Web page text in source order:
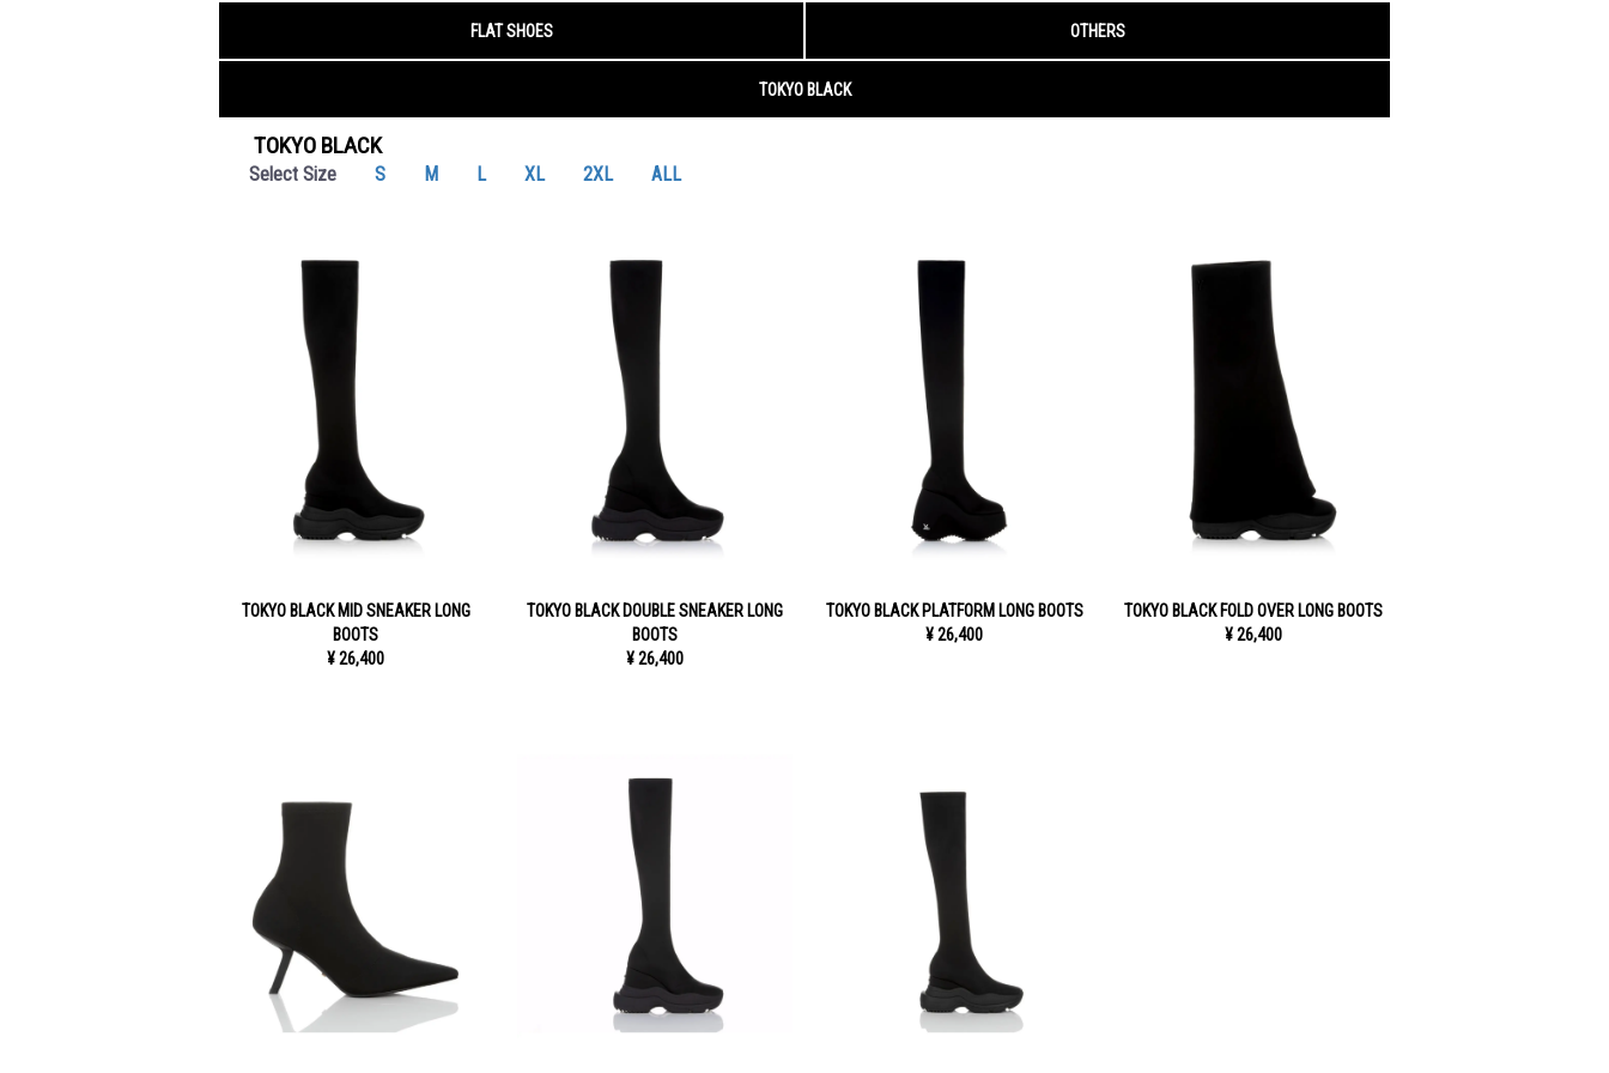
TOKYO BLACK
Select Size S M L XL 2XL ALL
TOKYO BLACK MID SNEAKER LONG
BOOTS
¥ 26,400
TOKYO BLACK DOUBLE SNEAKER LONG
BOOTS
¥ 26,400
TOKYO BLACK PLATFORM LONG BOOTS
¥ 26,400
TOKYO BLACK FOLD OVER LONG BOOTS
¥ 26,400